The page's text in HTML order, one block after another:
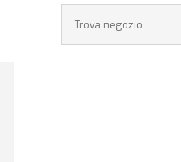
Fissa un
Trova negozio